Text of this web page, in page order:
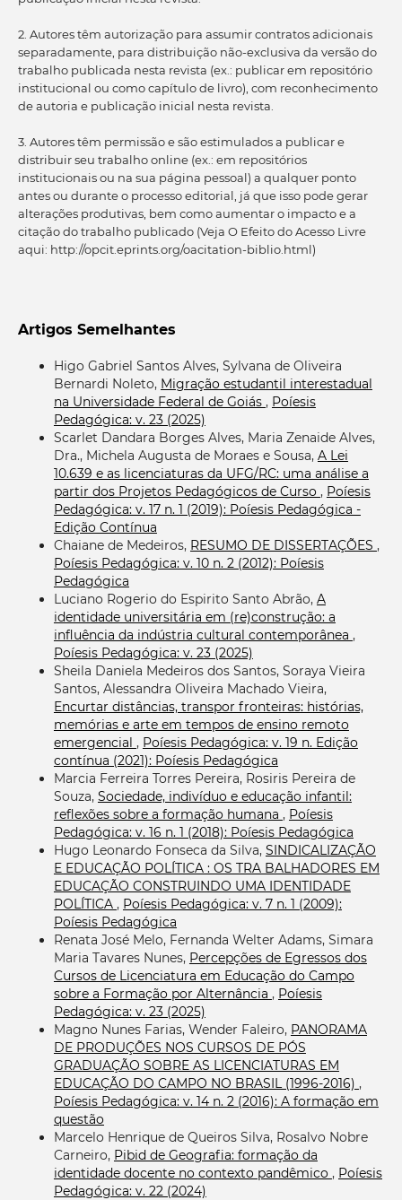
2. Autores têm autorização para assumir contratos adicionais
separadamente, para distribuição não-exclusiva da versão do
trabalho publicada nesta revista (ex.: publicar em repositório
institucional ou como capítulo de livro), com reconhecimento
de autoria e publicação inicial nesta revista.
3. Autores têm permissão e são estimulados a publicar e
distribuir seu trabalho online (ex.: em repositórios
institucionais ou na sua página pessoal) a qualquer ponto
antes ou durante o processo editorial, já que isso pode gerar
alterações produtivas, bem como aumentar o impacto e a
citação do trabalho publicado (Veja O Efeito do Acesso Livre
aqui: http://opcit.eprints.org/oacitation-biblio.html)
Artigos Semelhantes
Higo Gabriel Santos Alves, Sylvana de Oliveira
Bernardi Noleto, Migração estudantil interestadual
na Universidade Federal de Goiás , Poíesis
Pedagógica: v. 23 (2025)
Scarlet Dandara Borges Alves, Maria Zenaide Alves,
Dra., Michela Augusta de Moraes e Sousa, A Lei
10.639 e as licenciaturas da UFG/RC: uma análise a
partir dos Projetos Pedagógicos de Curso , Poíesis
Pedagógica: v. 17 n. 1 (2019): Poíesis Pedagógica -
Edição Contínua
Chaiane de Medeiros, RESUMO DE DISSERTAÇÕES ,
Poíesis Pedagógica: v. 10 n. 2 (2012): Poíesis
Pedagógica
Luciano Rogerio do Espirito Santo Abrão, A
identidade universitária em (re)construção: a
influência da indústria cultural contemporânea ,
Poíesis Pedagógica: v. 23 (2025)
Sheila Daniela Medeiros dos Santos, Soraya Vieira
Santos, Alessandra Oliveira Machado Vieira,
Encurtar distâncias, transpor fronteiras: histórias,
memórias e arte em tempos de ensino remoto
emergencial , Poíesis Pedagógica: v. 19 n. Edição
contínua (2021): Poíesis Pedagógica
Marcia Ferreira Torres Pereira, Rosiris Pereira de
Souza, Sociedade, indivíduo e educação infantil:
reflexões sobre a formação humana , Poíesis
Pedagógica: v. 16 n. 1 (2018): Poíesis Pedagógica
Hugo Leonardo Fonseca da Silva, SINDICALIZAÇÃO
E EDUCAÇÃO POLÍTICA : OS TRA BALHADORES EM
EDUCAÇÃO CONSTRUINDO UMA IDENTIDADE
POLÍTICA , Poíesis Pedagógica: v. 7 n. 1 (2009):
Poíesis Pedagógica
Renata José Melo, Fernanda Welter Adams, Simara
Maria Tavares Nunes, Percepções de Egressos dos
Cursos de Licenciatura em Educação do Campo
sobre a Formação por Alternância , Poíesis
Pedagógica: v. 23 (2025)
Magno Nunes Farias, Wender Faleiro, PANORAMA
DE PRODUÇÕES NOS CURSOS DE PÓS
GRADUAÇÃO SOBRE AS LICENCIATURAS EM
EDUCAÇÃO DO CAMPO NO BRASIL (1996-2016) ,
Poíesis Pedagógica: v. 14 n. 2 (2016): A formação em
questão
Marcelo Henrique de Queiros Silva, Rosalvo Nobre
Carneiro, Pibid de Geografia: formação da
identidade docente no contexto pandêmico , Poíesis
Pedagógica: v. 22 (2024)